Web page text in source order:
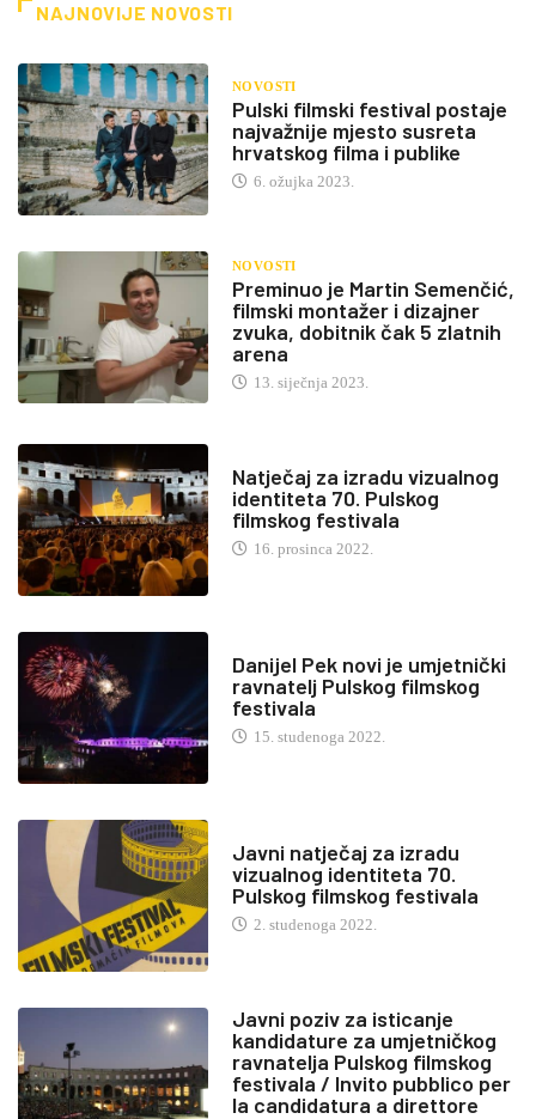
NAJNOVIJE NOVOSTI
NOVOSTI
Pulski filmski festival postaje
najvažnije mjesto susreta
hrvatskog filma i publike
6. ožujka 2023.
NOVOSTI
Preminuo je Martin Semenčić,
filmski montažer i dizajner
zvuka, dobitnik čak 5 zlatnih
arena
13. siječnja 2023.
Natječaj za izradu vizualnog
identiteta 70. Pulskog
filmskog festivala
16. prosinca 2022.
Danijel Pek novi je umjetnički
ravnatelj Pulskog filmskog
festivala
15. studenoga 2022.
Javni natječaj za izradu
vizualnog identiteta 70.
Pulskog filmskog festivala
2. studenoga 2022.
Javni poziv za isticanje
kandidature za umjetničkog
ravnatelja Pulskog filmskog
festivala / Invito pubblico per
la candidatura a direttore